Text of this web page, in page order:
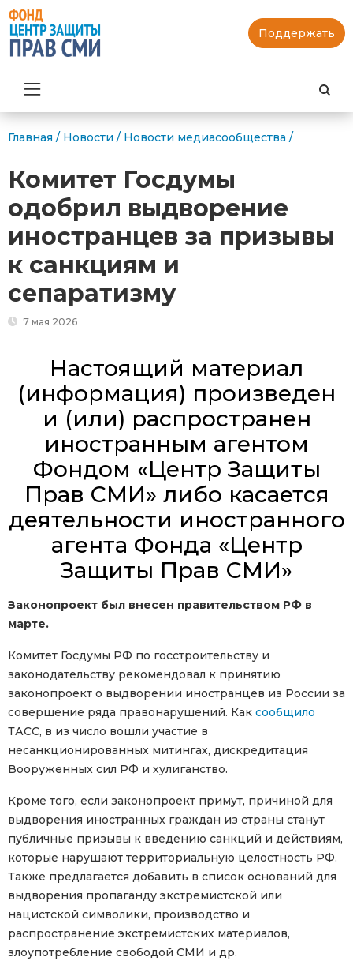
Поддержать
Главная / Новости / Новости медиасообщества /
Комитет Госдумы
одобрил выдворение
иностранцев за призывы
к санкциям и
сепаратизму
7 мая 2026
Настоящий материал
(информация) произведен
и (или) распространен
иностранным агентом
Фондом «Центр Защиты
Прав СМИ» либо касается
деятельности иностранного
агента Фонда «Центр
Защиты Прав СМИ»
Законопроект был внесен правительством РФ в
марте.
Комитет Госдумы РФ по госстроительству и
законодательству рекомендовал к принятию
законопроект о выдворении иностранцев из России за
совершение ряда правонарушений. Как сообщило
ТАСС, в из число вошли участие в
несанкционированных митингах, дискредитация
Вооруженных сил РФ и хулиганство.
Кроме того, если законопроект примут, причиной для
выдворения иностранных граждан из страны станут
публичные призывы к введению санкций и действиям,
которые нарушают территориальную целостность РФ.
Также предлагается добавить в список оснований для
выдворения пропаганду экстремистской или
нацистской символики, производство и
распространение экстремистских материалов,
злоупотребление свободой СМИ и др.